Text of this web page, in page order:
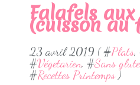
Falafels
(cuisson au
23 avril 2019 ( #Plats,
#Végetarien, #Sans
#Recettes Printemps)